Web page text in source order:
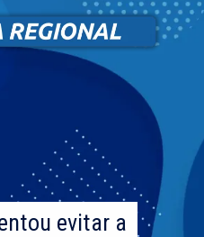
evitar a
evitar a